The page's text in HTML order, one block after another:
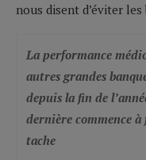
nous disent d’éviter les
La performance
autres grandes
depuis la fin de
dernière commence
tache